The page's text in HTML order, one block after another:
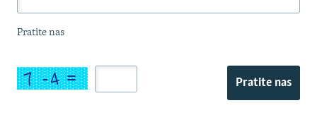
Pratite nas
Pratite nas